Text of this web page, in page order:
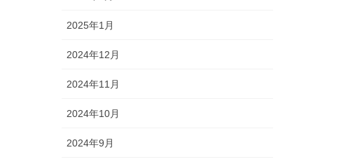
2025年1月
2024年12月
2024年11月
2024年10月
2024年9月